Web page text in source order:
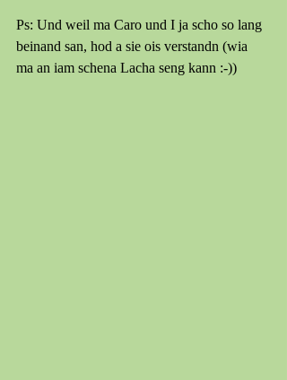
Ps: Und weil ma Caro und I ja scho so lang
beinand san, hod a sie ois verstandn (wia
ma an iam schena Lacha seng kann :-))